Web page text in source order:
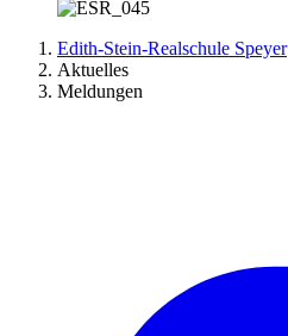
Edith-Stein-Realschule Speyer
Aktuelles
Meldungen